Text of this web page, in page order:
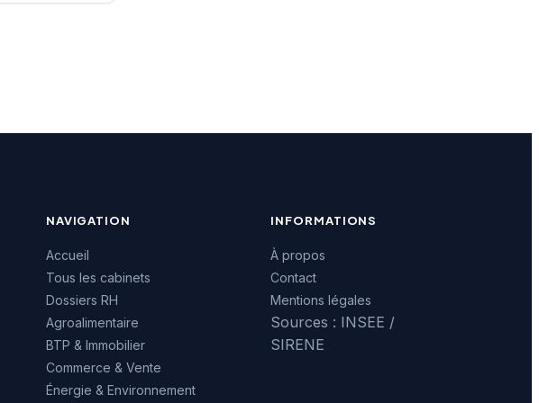
sur 234
NAVIGATION
Accueil
Tous les cabinets
Dossiers RH
Agroalimentaire
BTP & Immobilier
Commerce & Vente
Énergie & Environnement
INFORMATIONS
À propos
Contact
Mentions légales
Sources : INSEE /
SIRENE